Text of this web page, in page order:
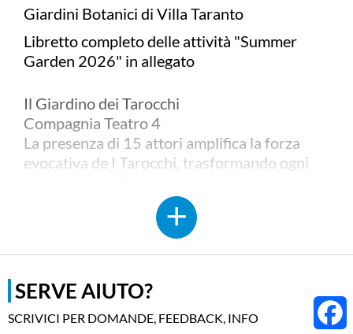
Giardini Botanici di Villa Taranto
Libretto completo delle attività "Summer
Garden 2026" in allegato
Il Giardino dei Tarocchi
Compagnia Teatro 4
La presenza di 15 attori amplifica la forza
evocativa de I Tarocchi, trasformando ogni
splendida ambientazione nel giardino avvolge
il pubblico in un percorso immersivo, dove
dialogano in un’unica grande narrazione. Ne
nasce un’esperienza teatrale corale, intensa,
che invita a camminare dentro il mistero.
SERVE AIUTO?
SCRIVICI PER DOMANDE, FEEDBACK, INFO